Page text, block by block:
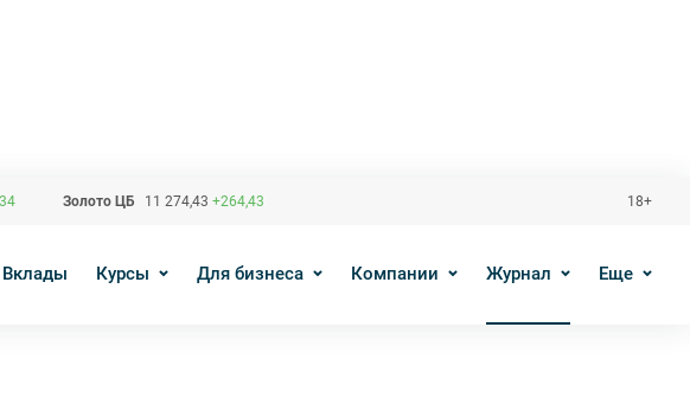
Золото ЦБ 11 274,43 +264,43 18+
Вклады Курсы Для бизнеса Компании Журнал Еще